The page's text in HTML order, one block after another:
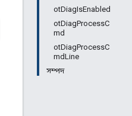
otDiagIsEnabled
otDiagProcessC
md
otDiagProcessC
mdLine
সম্পদ